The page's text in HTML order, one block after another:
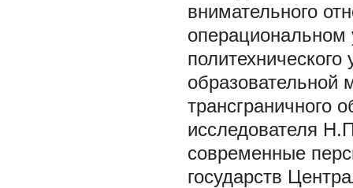
внимательного
операциональном
образовательной
трансграничного
исследователя
современные
государств